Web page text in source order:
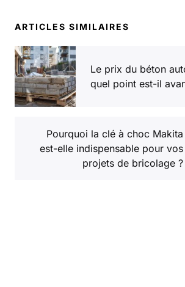
ARTICLES SIMILAIRES
Le prix du béton
quel point est-il
Pourquoi la clé à choc Makita
est-elle indispensable pour vos
projets de bricolage ?